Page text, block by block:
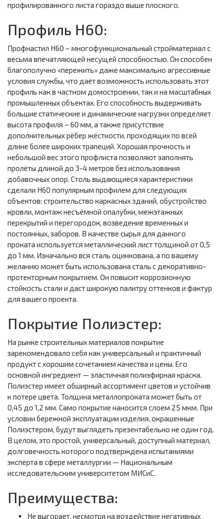
профилированного листа гораздо выше плоского.
Профиль Н60:
Профнастил Н60 – многофункциональный стройматериал с
весьма впечатляющей несущей способностью. Он способен
благополучно «пережить» даже максимально агрессивные
условия службы, что даёт возможность использовать этот
профиль как в частном домостроении, так и на масштабных
промышленных объектах. Его способность выдерживать
большие статические и динамические нагрузки определяет
высота профиля – 60 мм, а также присутствие
дополнительных рёбер жёсткости, проходящих по всей
длине более широких трапеций. Хорошая прочность и
небольшой вес этого профлиста позволяют заполнять
пролёты длиной до 3-4 метров без использования
добавочных опор. Столь выдающиеся характеристики
сделали Н60 популярным профилем для следующих
объектов: строительство каркасных зданий, обустройство
кровли, монтаж несъёмной опалубки, межэтажных
перекрытий и перегородок, возведение временных и
постоянных, заборов. В качестве сырья для данного
проката используется металлический лист толщиной от 0,5
до 1 мм. Изначально вся сталь оцинкована, а по вашему
желанию может быть использована сталь с декоративно-
протекторным покрытием. Он повысит коррозионную
стойкость стали и даст широкую палитру оттенков и фактур
для вашего проекта.
Покрытие Полиэстер:
На рынке строительных материалов покрытие
зарекомендовало себя как универсальный и практичный
продукт с хорошим сочетанием качества и цены. Его
основной ингредиент — эластичная полиэфирная краска.
Полиэстер имеет обширный ассортимент цветов и устойчив
к потере цвета. Толщина металлопроката может быть от
0,45 до 1,2 мм. Само покрытие наносится слоем 25 мкм. При
условии бережной эксплуатации изделия, окрашенные
Полиэстером, будут выглядеть презентабельно не один год.
В целом, это простой, универсальный, доступный материал,
долговечность которого подтверждена испытаниями
эксперта в сфере металлургии — Национальным
исследовательским университетом МИСиС.
Преимущества:
Не выгорает, несмотря на воздействие негативных